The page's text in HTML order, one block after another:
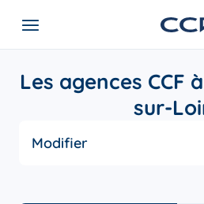
Les agences CCF
sur-
Modifier